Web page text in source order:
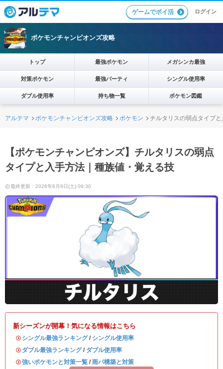
ゲームでポイ活 ログイン
ポケモンチャンピオンズ攻略
トップ 最強ポケモン メガシンカ最強
対策ポケモン 最強パーティ シングル使用率
ダブル使用率 持ち物一覧 ポケモン図鑑
アルテマ ポケモンチャンピオンズ攻略 ポケモン チルタリスの弱点タイプ
【ポケモンチャンピオンズ】チルタリスの弱点
タイプと入手方法｜種族値・覚える技
最終更新：2026年8月8日(土) 09:30
新シーズンが開幕！気になる情報はこちら
・ シングル最強ランキング/ シングル使用率
・ ダブル最強ランキング/ ダブル使用率
・強いポケモンと対策一覧 / 雨パ構築と対策